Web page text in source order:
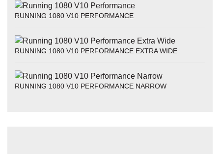
RUNNING 1080 V10 PERFORMANCE
RUNNING 1080 V10 PERFORMANCE EXTRA WIDE
RUNNING 1080 V10 PERFORMANCE NARROW